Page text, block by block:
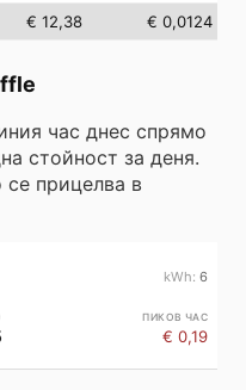
€ 12,38 € 0,0124
час днес спрямо
стойност за деня.
се прицелва в
6
€ 0,19